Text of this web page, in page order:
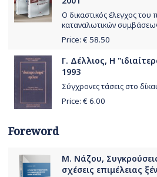
Ο δικαστικός έλεγχος του
καταναλωτικών
Price: € 58.50
Γ. Δέλλιος, Η
1993
Σύγχρονες τάσεις στο
Price: € 6.00
Foreword
Μ. Νάζου,
σχέσεις επιμέλειας